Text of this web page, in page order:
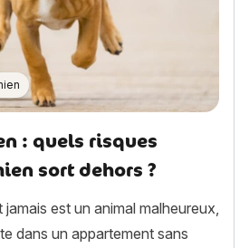
: quels risques
sort dehors ?
est un animal malheureux,
dans un appartement sans